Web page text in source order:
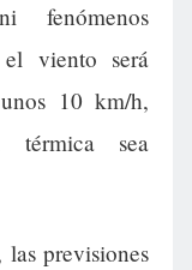
el viento será
10 km/h,
térmica sea
las previsiones